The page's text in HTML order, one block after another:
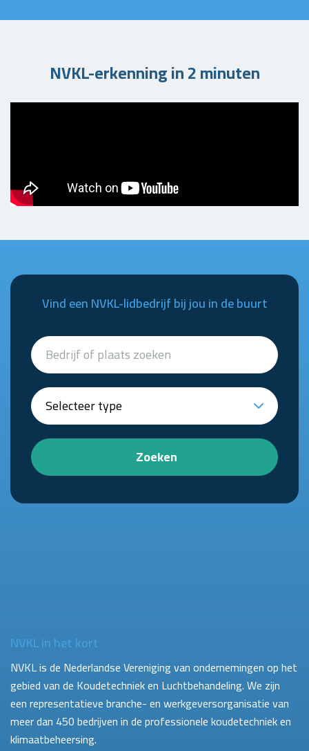
NVKL-erkenning in 2 minuten
Vind een NVKL-lidbedrijf bij jou in de buurt
Zoeken
NVKL in het kort
NVKL is de Nederlandse Vereniging van ondernemingen op het
gebied van de Koudetechniek en Luchtbehandeling. We zijn
een representatieve branche- en werkgeversorganisatie van
meer dan 450 bedrijven in de professionele koudetechniek en
klimaatbeheersing.